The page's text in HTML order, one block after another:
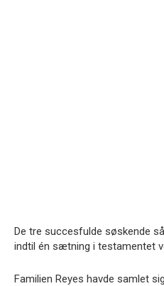
De tre succesfulde søskende
indtil én sætning i testamentet
Familien Reyes havde samlet